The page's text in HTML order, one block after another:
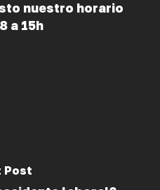
nuestro horario
a 15h
Post